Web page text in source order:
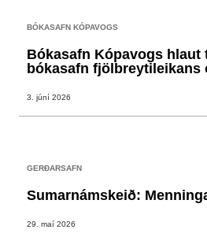
BÓKASAFN KÓPAVOGS
Bókasafn Kópavogs
bókasafn fjölbreytileikans
3. júní 2026
GERÐARSAFN
Sumarnámskeið:
29. maí 2026